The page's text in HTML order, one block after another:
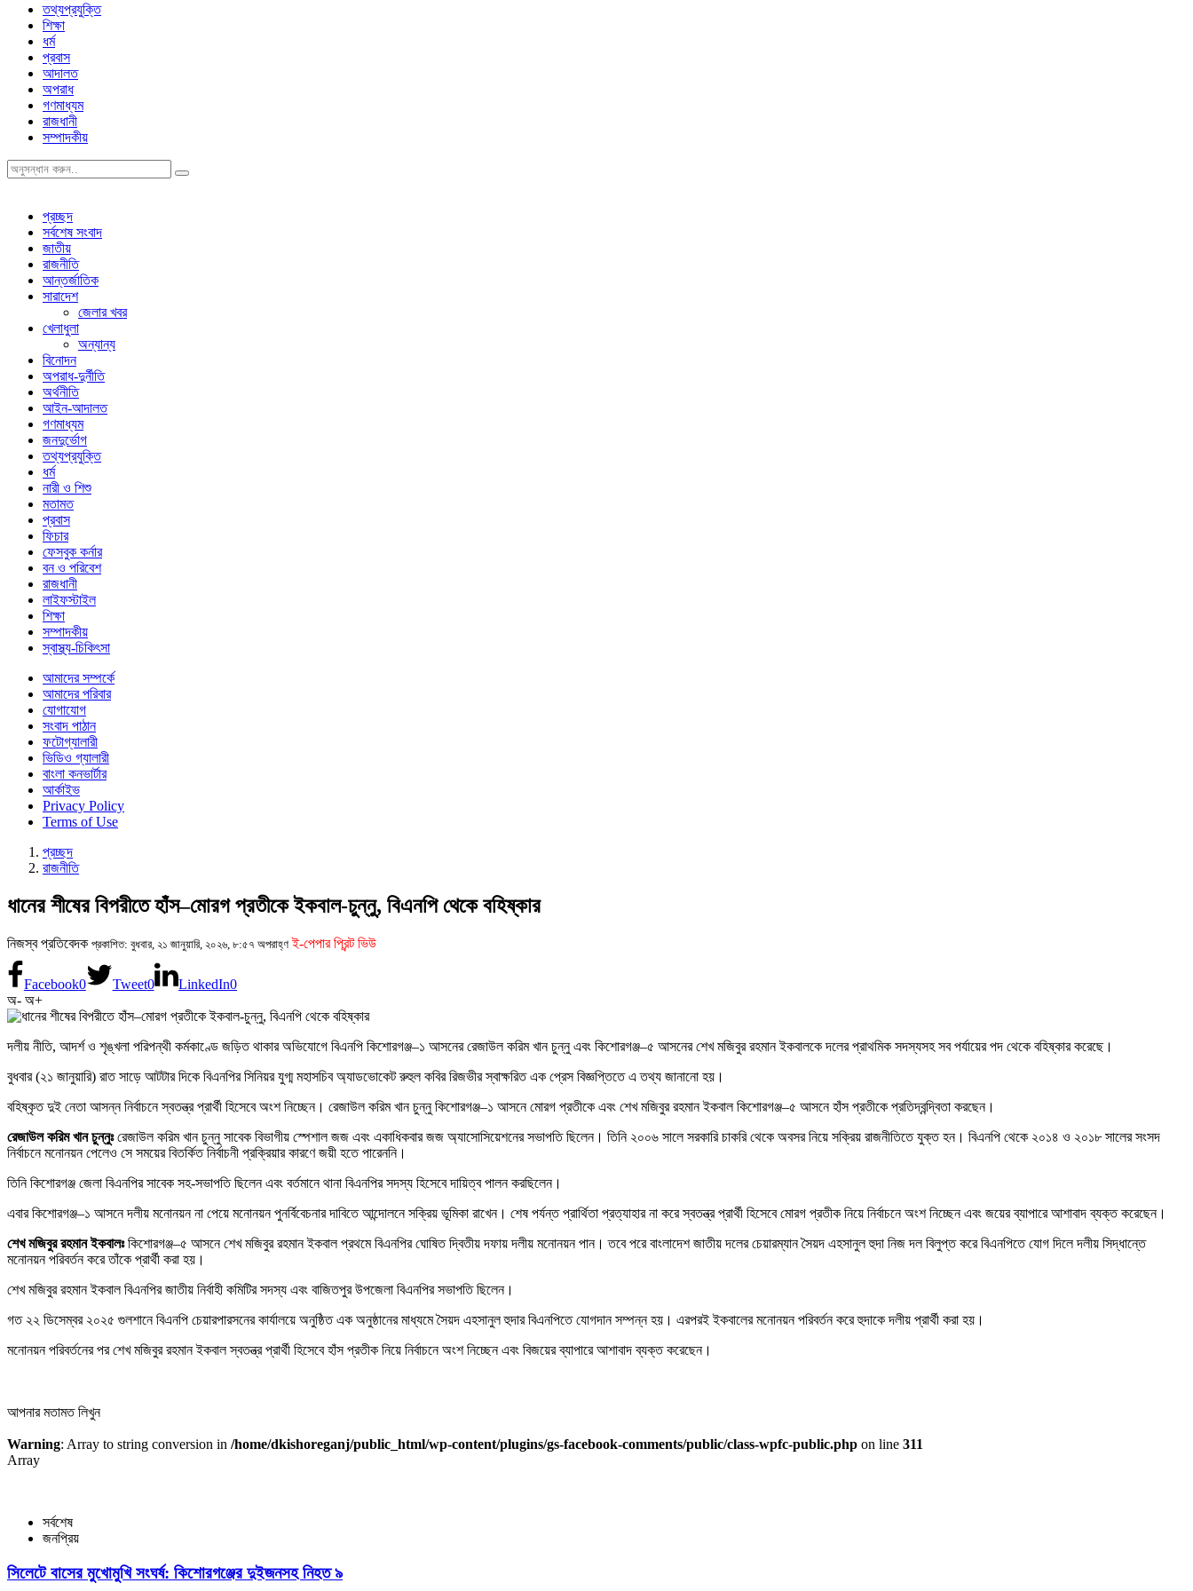
তথ্যপ্রযুক্তি
শিক্ষা
ধর্ম
প্রবাস
আদালত
অপরাধ
গণমাধ্যম
রাজধানী
সম্পাদকীয়
প্রচ্ছদ
সর্বশেষ সংবাদ
জাতীয়
রাজনীতি
আন্তর্জাতিক
সারাদেশ
জেলার খবর
খেলাধুলা
অন্যান্য
বিনোদন
অপরাধ-দুর্নীতি
অর্থনীতি
আইন-আদালত
গণমাধ্যম
জনদুর্ভোগ
তথ্যপ্রযুক্তি
ধর্ম
নারী ও শিশু
মতামত
প্রবাস
ফিচার
ফেসবুক কর্নার
বন ও পরিবেশ
রাজধানী
লাইফস্টাইল
শিক্ষা
সম্পাদকীয়
স্বাস্থ্য-চিকিৎসা
আমাদের সম্পর্কে
আমাদের পরিবার
যোগাযোগ
সংবাদ পাঠান
ফটোগ্যালারী
ভিডিও গ্যালারী
বাংলা কনভার্টার
আর্কাইভ
Privacy Policy
Terms of Use
প্রচ্ছদ
রাজনীতি
ধানের শীষের বিপরীতে হাঁস–মোরগ প্রতীকে ইকবাল-চুন্নু, বিএনপি থেকে বহিষ্কার
নিজস্ব প্রতিবেদক প্রকাশিত: বুধবার, ২১ জানুয়ারি, ২০২৬, ৮:৫৭ অপরাহ্ণ ই-পেপার প্রিন্ট ভিউ
Facebook0 Tweet0 LinkedIn0
অ- অ+
দলীয় নীতি, আদর্শ ও শৃঙ্খলা পরিপন্থী কর্মকাণ্ডে জড়িত থাকার অভিযোগে বিএনপি কিশোরগঞ্জ–১ আসনের রেজাউল করিম খান চুন্নু এবং কিশোরগঞ্জ–৫ আসনের শেখ মজিবুর রহমান ইকবালকে দলের প্রাথমিক সদস্যসহ সব পর্যায়ের পদ থেকে বহিষ্কার করেছে।
বুধবার (২১ জানুয়ারি) রাত সাড়ে আটটার দিকে বিএনপির সিনিয়র যুগ্ম মহাসচিব অ্যাডভোকেট রুহুল কবির রিজভীর স্বাক্ষরিত এক প্রেস বিজ্ঞপ্তিতে এ তথ্য জানানো হয়।
বহিষ্কৃত দুই নেতা আসন্ন নির্বাচনে স্বতন্ত্র প্রার্থী হিসেবে অংশ নিচ্ছেন। রেজাউল করিম খান চুন্নু কিশোরগঞ্জ–১ আসনে মোরগ প্রতীকে এবং শেখ মজিবুর রহমান ইকবাল কিশোরগঞ্জ–৫ আসনে হাঁস প্রতীকে প্রতিদ্বন্দ্বিতা করছেন।
রেজাউল করিম খান চুন্নুঃরেজাউল করিম খান চুন্নু সাবেক বিভাগীয় স্পেশাল জজ এবং একাধিকবার জজ অ্যাসোসিয়েশনের সভাপতি ছিলেন। তিনি ২০০৬ সালে সরকারি চাকরি থেকে অবসর নিয়ে সক্রিয় রাজনীতিতে যুক্ত হন। বিএনপি থেকে ২০১৪ ও ২০১৮ সালের সংসদ
নির্বাচনে মনোনয়ন পেলেও সে সময়ের বিতর্কিত নির্বাচনী প্রক্রিয়ার কারণে জয়ী হতে পারেননি।
তিনি কিশোরগঞ্জ জেলা বিএনপির সাবেক সহ-সভাপতি ছিলেন এবং বর্তমানে থানা বিএনপির সদস্য হিসেবে দায়িত্ব পালন করছিলেন।
এবার কিশোরগঞ্জ–১ আসনে দলীয় মনোনয়ন না পেয়ে মনোনয়ন পুনর্বিবেচনার দাবিতে আন্দোলনে সক্রিয় ভূমিকা রাখেন। শেষ পর্যন্ত প্রার্থিতা প্রত্যাহার না করে স্বতন্ত্র প্রার্থী হিসেবে মোরগ প্রতীক নিয়ে নির্বাচনে অংশ নিচ্ছেন এবং জয়ের ব্যাপারে আশাবাদ ব্যক্ত করেছেন।
শেখ মজিবুর রহমান ইকবালঃকিশোরগঞ্জ–৫ আসনে শেখ মজিবুর রহমান ইকবাল প্রথমে বিএনপির ঘোষিত দ্বিতীয় দফায় দলীয় মনোনয়ন পান। তবে পরে বাংলাদেশ জাতীয় দলের চেয়ারম্যান সৈয়দ এহসানুল হুদা নিজ দল বিলুপ্ত করে বিএনপিতে যোগ দিলে দলীয় সিদ্ধান্তে
মনোনয়ন পরিবর্তন করে তাঁকে প্রার্থী করা হয়।
শেখ মজিবুর রহমান ইকবাল বিএনপির জাতীয় নির্বাহী কমিটির সদস্য এবং বাজিতপুর উপজেলা বিএনপির সভাপতি ছিলেন।
গত ২২ ডিসেম্বর ২০২৫ গুলশানে বিএনপি চেয়ারপারসনের কার্যালয়ে অনুষ্ঠিত এক অনুষ্ঠানের মাধ্যমে সৈয়দ এহসানুল হুদার বিএনপিতে যোগদান সম্পন্ন হয়। এরপরই ইকবালের মনোনয়ন পরিবর্তন করে হুদাকে দলীয় প্রার্থী করা হয়।
মনোনয়ন পরিবর্তনের পর শেখ মজিবুর রহমান ইকবাল স্বতন্ত্র প্রার্থী হিসেবে হাঁস প্রতীক নিয়ে নির্বাচনে অংশ নিচ্ছেন এবং বিজয়ের ব্যাপারে আশাবাদ ব্যক্ত করেছেন।
আপনার মতামত লিখুন
Warning: Array to string conversion in /home/dkishoreganj/public_html/wp-content/plugins/gs-facebook-comments/public/class-wpfc-public.php on line 311
Array
সর্বশেষ
জনপ্রিয়
সিলেটে বাসের মুখোমুখি সংঘর্ষ: কিশোরগঞ্জের দুইজনসহ নিহত ৯